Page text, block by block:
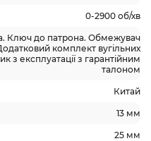
0-2900 об/хв
Ключ до патрона. Обмежувач
комплект вугільних
з експлуатації з гарантійним
талоном
Китай
13 мм
25 мм